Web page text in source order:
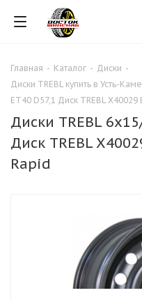
Главная - Каталог - Диски -
Диски TREBL купить в Усть-
ЕТ40 D57,1 Диск TREBL X40029
Диски TREBL
Диск TREBL
Rapid